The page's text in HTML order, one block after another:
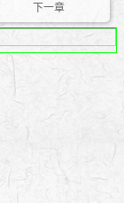
下一章